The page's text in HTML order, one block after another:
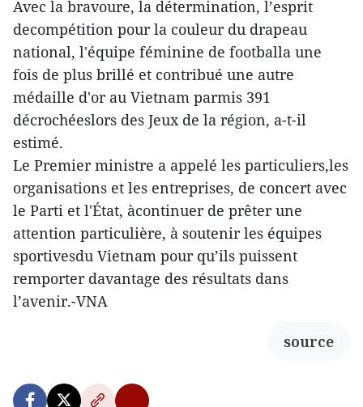
Avec la bravoure, la détermination, l’esprit
decompétition pour la couleur du drapeau
national, l'équipe féminine de footballa une
fois de plus brillé et contribué une autre
médaille d'or au Vietnam parmis 391
décrochéeslors des Jeux de la région, a-t-il
estimé.
Le Premier ministre a appelé les particuliers,les
organisations et les entreprises, de concert avec
le Parti et l'État, àcontinuer de prêter une
attention particulière, à soutenir les équipes
sportivesdu Vietnam pour qu’ils puissent
remporter davantage des résultats dans
l’avenir.-VNA
source